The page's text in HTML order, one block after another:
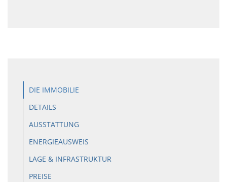
DIE IMMOBILIE
DETAILS
AUSSTATTUNG
ENERGIEAUSWEIS
LAGE & INFRASTRUKTUR
PREISE